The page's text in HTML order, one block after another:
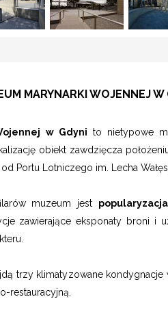
MARYNARKI WOJENNEJ W
w Gdyni to nietypowe
obiekt zawdzięcza
Portu Lotniczego im. Lecha
muzeum jest
zawierające eksponaty broni i
trzy klimatyzowane kondygnacje
restauracyjną.